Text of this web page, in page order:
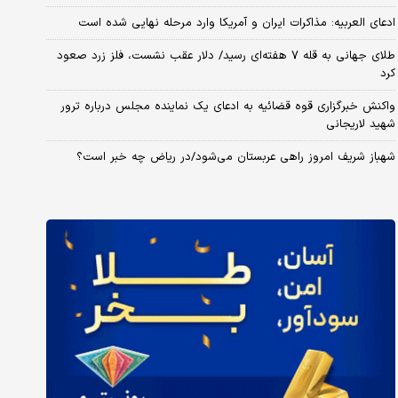
ادعای العربیه: مذاکرات ایران و آمریکا وارد مرحله نهایی شده است
طلای جهانی به قله ۷ هفته‌ای رسید/ دلار عقب نشست، فلز زرد صعود
کرد
واکنش خبرگزاری قوه قضائیه به ادعای یک نماینده مجلس درباره ترور
شهید لاریجانی
شهباز شریف امروز راهی عربستان می‌شود/در ریاض چه خبر است؟